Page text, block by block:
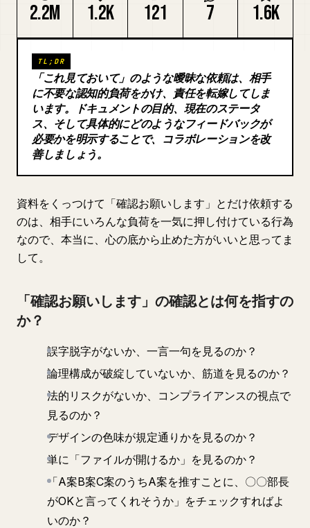
ブログ
更新情報
2.2M 1.2K 121 7 1.6K
TL;DR
「これ見ておいて」のような曖昧な依頼は、相手
に不要な認知的負荷をかけ、責任を転嫁してしま
います。ドキュメントの目的、現在のステータ
ス、そして具体的にどのようなフィードバックが
必要かを明示することで、コラボレーションを改
善しましょう。
資料をくっつけて「確認お願いします」とだけ依頼する
のは、相手にいろんな負荷を一気に押し付けている行為
なので、本当に、心の底から止めた方がいいと思ってま
して。
「確認お願いします」の確認とは何を指すの
か？
誤字脱字がないか、一言一句を見るのか？
論理構成が破綻していないか、筋道を見るのか？
法的リスクがないか、コンプライアンスの視点で
見るのか？
デザインの色味が規定通りかを見るのか？
単に「ファイルが開けるか」を見るのか？
「A案B案C案のうちA案を推すことに、〇〇部長
がOKと言ってくれそうか」をチェックすればよ
いのか？